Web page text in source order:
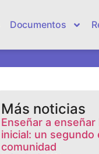
Documentos
Más noticias
Enseñar a
inicial: un
comunidad